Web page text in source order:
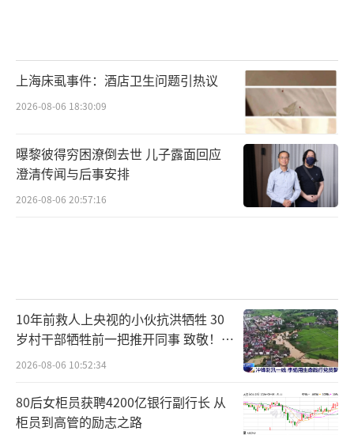
上海床虱事件：酒店卫生问题引热议
2026-08-06 18:30:09
曝黎彼得穷困潦倒去世 儿子露面回应
澄清传闻与后事安排
2026-08-06 20:57:16
10年前救人上央视的小伙抗洪牺牲 30
岁村干部牺牲前一把推开同事 致敬！送
别！
2026-08-06 10:52:34
80后女柜员获聘4200亿银行副行长 从
柜员到高管的励志之路